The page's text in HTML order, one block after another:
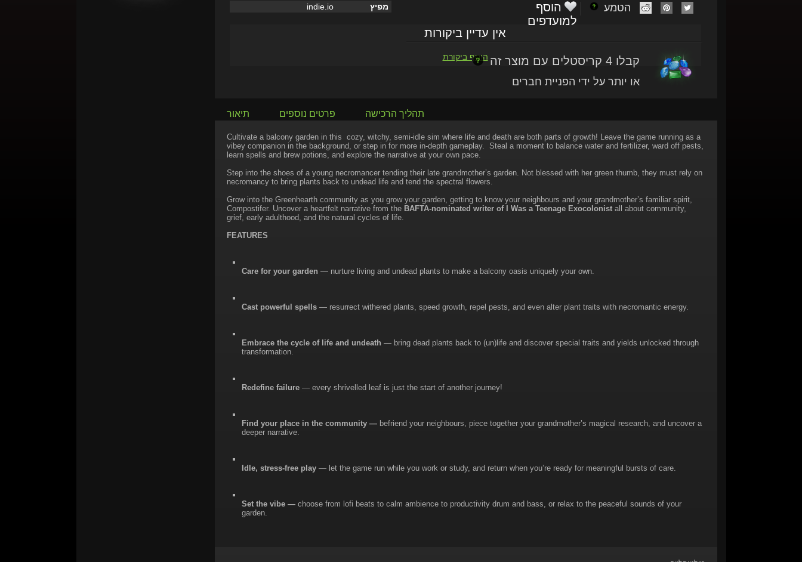
מפיץ
indie.io
אין עדיין ביקורות
הוסף ביקורת
הטמע
הוסף
למועדפים
קבלו 4 קריסטלים עם מוצר זה
או יותר על ידי הפניית חברים
תיאור פרטים נוספים תהליך הרכישה
Cultivate a balcony garden in this cozy, witchy, semi-idle sim where life and death are both parts of growth! Leave the game running as a
vibey companion in the background, or step in for more in-depth gameplay. Steal a moment to balance water and fertilizer, ward off pests,
learn spells and brew potions, and explore the narrative at your own pace.
Step into the shoes of a young necromancer tending their late grandmother’s garden. Not blessed with her green thumb, they must rely on
necromancy to bring plants back to undead life and tend the spectral flowers.
Grow into the Greenhearth community as you grow your garden, getting to know your neighbours and your grandmother’s familiar spirit,
Compostifer. Uncover a heartfelt narrative from the BAFTA-nominated writer of I Was a Teenage Exocolonistall about community,
grief, early adulthood, and the natural cycles of life.
FEATURES
Care for your garden — nurture living and undead plants to make a balcony oasis uniquely your own.
Cast powerful spells — resurrect withered plants, speed growth, repel pests, and even alter plant traits with necromantic energy.
Embrace the cycle of life and undeath — bring dead plants back to (un)life and discover special traits and yields unlocked through
transformation.
Redefine failure— every shrivelled leaf is just the start of another journey!
Find your place in the community —befriend your neighbours, piece together your grandmother’s magical research, and uncover a
deeper narrative.
Idle, stress-free play — let the game run while you work or study, and return when you’re ready for meaningful bursts of care.
Set the vibe —choose from lofi beats to calm ambience to productivity drum and bass, or relax to the peaceful sounds of your
garden.